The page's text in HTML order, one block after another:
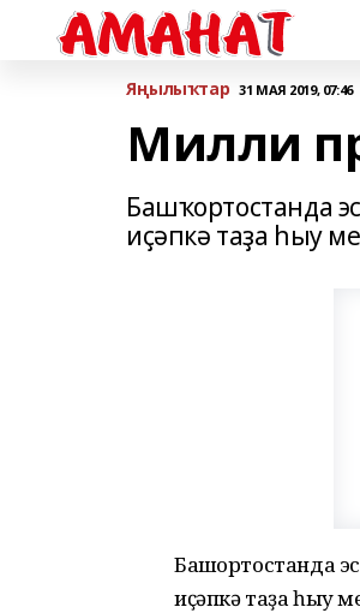
Яңылыҡтар 31 МАЯ 2019, 07:46
Милли
Башҡортостанда
иҫәпкә таҙа һыу
Башҡортостанда
иҫәпкә таҙа һыу